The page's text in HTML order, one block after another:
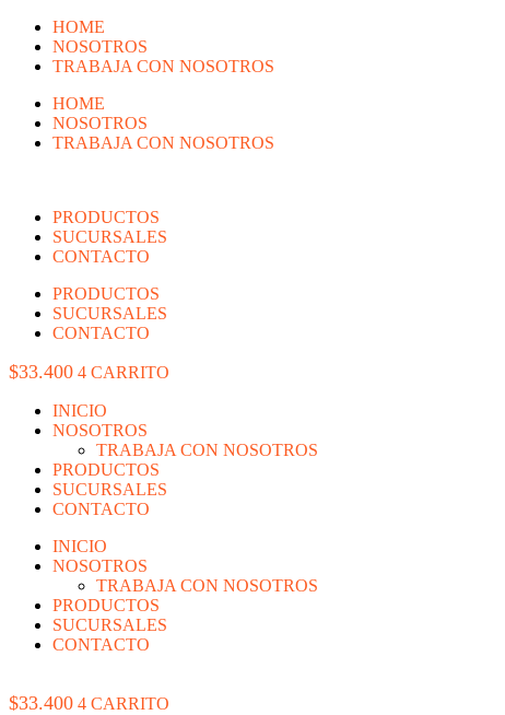
CONTENIDO
HOME
NOSOTROS
TRABAJA CON NOSOTROS
HOME
NOSOTROS
TRABAJA CON NOSOTROS
PRODUCTOS
SUCURSALES
CONTACTO
PRODUCTOS
SUCURSALES
CONTACTO
$33.400 4 CARRITO
INICIO
NOSOTROS
TRABAJA CON NOSOTROS
PRODUCTOS
SUCURSALES
CONTACTO
INICIO
NOSOTROS
TRABAJA CON NOSOTROS
PRODUCTOS
SUCURSALES
CONTACTO
$33.400 4 CARRITO